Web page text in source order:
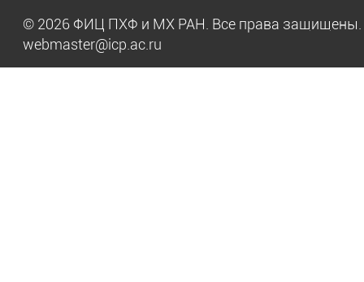
© 2026 ФИЦ ПХФ и МХ РАН. Все права
webmaster@icp.ac.ru